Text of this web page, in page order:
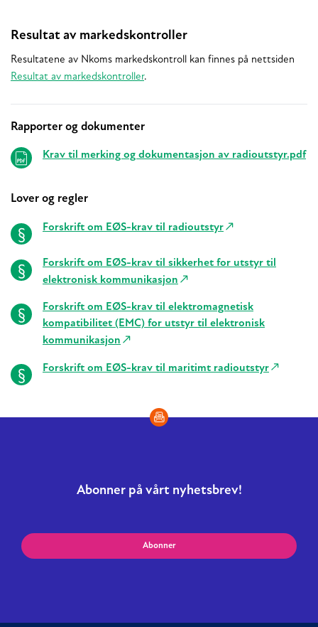
Resultat av markedskontroller
Resultatene av Nkoms markedskontroll kan finnes på nettsiden
Resultat av markedskontroller.
Relaterte
Rapporter og dokumenter
Krav til merking og dokumentasjon av radioutstyr.pdf
Lover og regler
Forskrift om EØS-krav til radioutstyr
Forskrift om EØS-krav til sikkerhet for utstyr til
elektronisk kommunikasjon
Forskrift om EØS-krav til elektromagnetisk
kompatibilitet (EMC) for utstyr til elektronisk
kommunikasjon
Forskrift om EØS-krav til maritimt radioutstyr
Abonner på vårt nyhetsbrev!
Abonner